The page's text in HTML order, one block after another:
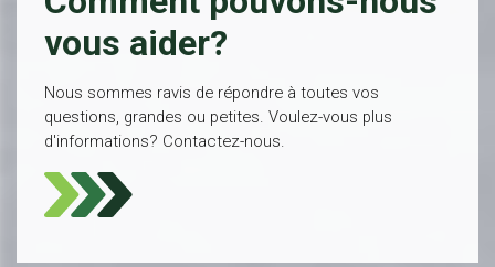
vous aider?
Nous sommes ravis de répondre à toutes vos
questions, grandes ou petites. Voulez-vous plus
d'informations? Contactez-nous.